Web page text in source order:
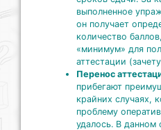
выполненное
он получает
количество
«минимум» для
аттестации
Перенос
прибегают
крайних случаях,
проблему
удалось. В данном